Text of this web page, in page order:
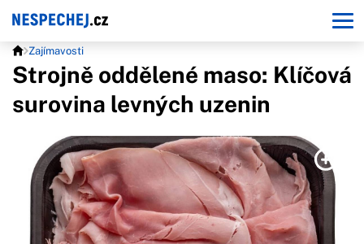
Zajímavosti
Strojně oddělené maso: Klíčová
surovina levných uzenin